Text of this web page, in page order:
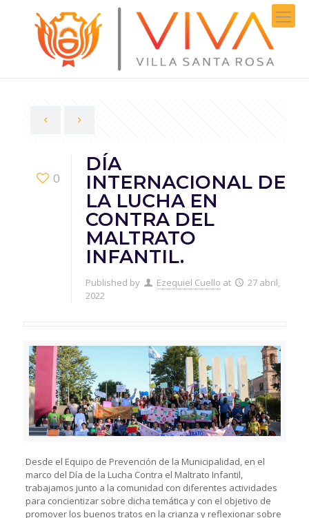
0
DÍA
INTERNACIONAL DE
LA LUCHA EN
CONTRA DEL
MALTRATO
INFANTIL.
Published by Ezequiel Cuello at
27 abril,
2022
Desde el Equipo de Prevención de la Municipalidad, en el
marco del Día de la Lucha Contra el Maltrato Infantil,
trabajamos junto a la comunidad con diferentes actividades
para concientizar sobre dicha temática y con el objetivo de
promover los buenos tratos en la crianza y reflexionar sobre